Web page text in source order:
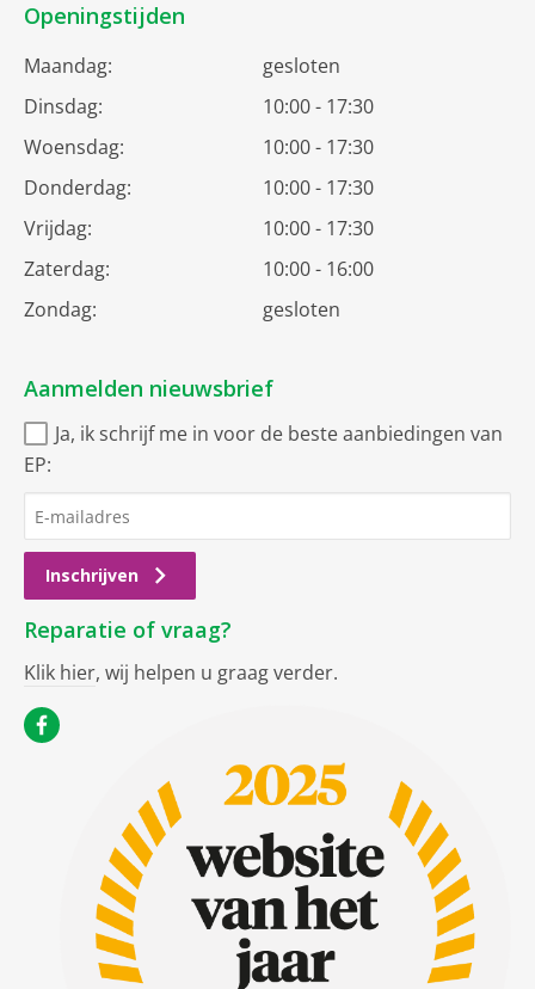
Openingstijden
Maandag:
gesloten
Dinsdag:
10:00 - 17:30
Woensdag:
10:00 - 17:30
Donderdag:
10:00 - 17:30
Vrijdag:
10:00 - 17:30
Zaterdag:
10:00 - 16:00
Zondag:
gesloten
Aanmelden nieuwsbrief
Ja, ik schrijf me in voor de beste aanbiedingen van
EP:
Inschrijven
Reparatie of vraag?
Klik hier, wij helpen u graag verder.